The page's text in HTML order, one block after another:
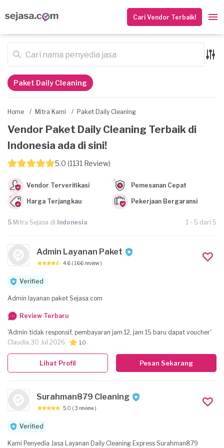
Cari Vendor Terbaik!
Home / Mitra Kami / Paket Daily Cleaning
Vendor Paket Daily Cleaning Terbaik di
Indonesia ada di sini!
5.0 (1131 Review)
Vendor Terverifikasi Pemesanan Cepat
Harga Terjangkau Pekerjaan Bergaransi
5 Mitra Sejasa di Indonesia 1 - 5 dari 5
Paket Daily Cleaning
Admin Layanan Paket
4.6 ( 166 review )
Verified
Admin layanan paket Sejasa.com
Review Terbaru
'Admin tidak responsif, pembayaran jam 12, jam 15 baru dapat voucher'
Claudia,30 Jul 2026 1,0
Pesan Sekarang
Lihat Profil
Surahman879 Cleaning
5.0 ( 3 review )
Verified
Kami Penyedia Jasa Layanan Daily Cleaning Express Surahman879